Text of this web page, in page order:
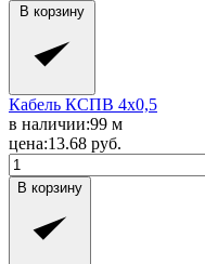
В корзину
Кабель КСПВ 4x0,5
в наличии:99 м
цена:13.68 руб.
В корзину